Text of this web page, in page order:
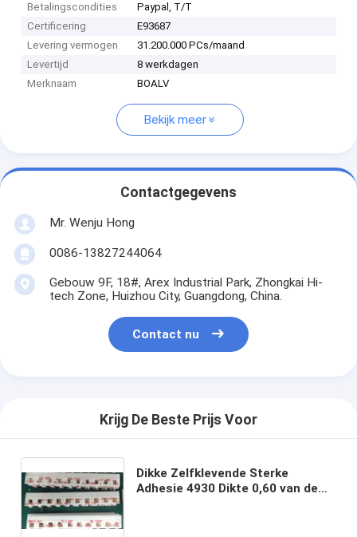
Betalingscondities
Paypal, T/T
Certificering
E93687
Levering vermogen
31.200.000 PCs/maand
Levertijd
8 werkdagen
Merknaam
BOALV
Bekijk meer
Contactgegevens
Mr. Wenju Hong
0086-13827244064
Gebouw 9F, 18#, Arex Industrial Park, Zhongkai Hi-
tech Zone, Huizhou City, Guangdong, China.
Contact nu
Krijg De Beste Prijs Voor
Dikke Zelfklevende Sterke
Adhesie 4930 Dikte 0,60 van de